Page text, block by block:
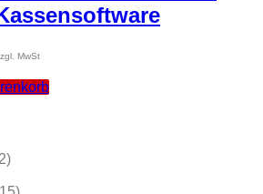
MwSt